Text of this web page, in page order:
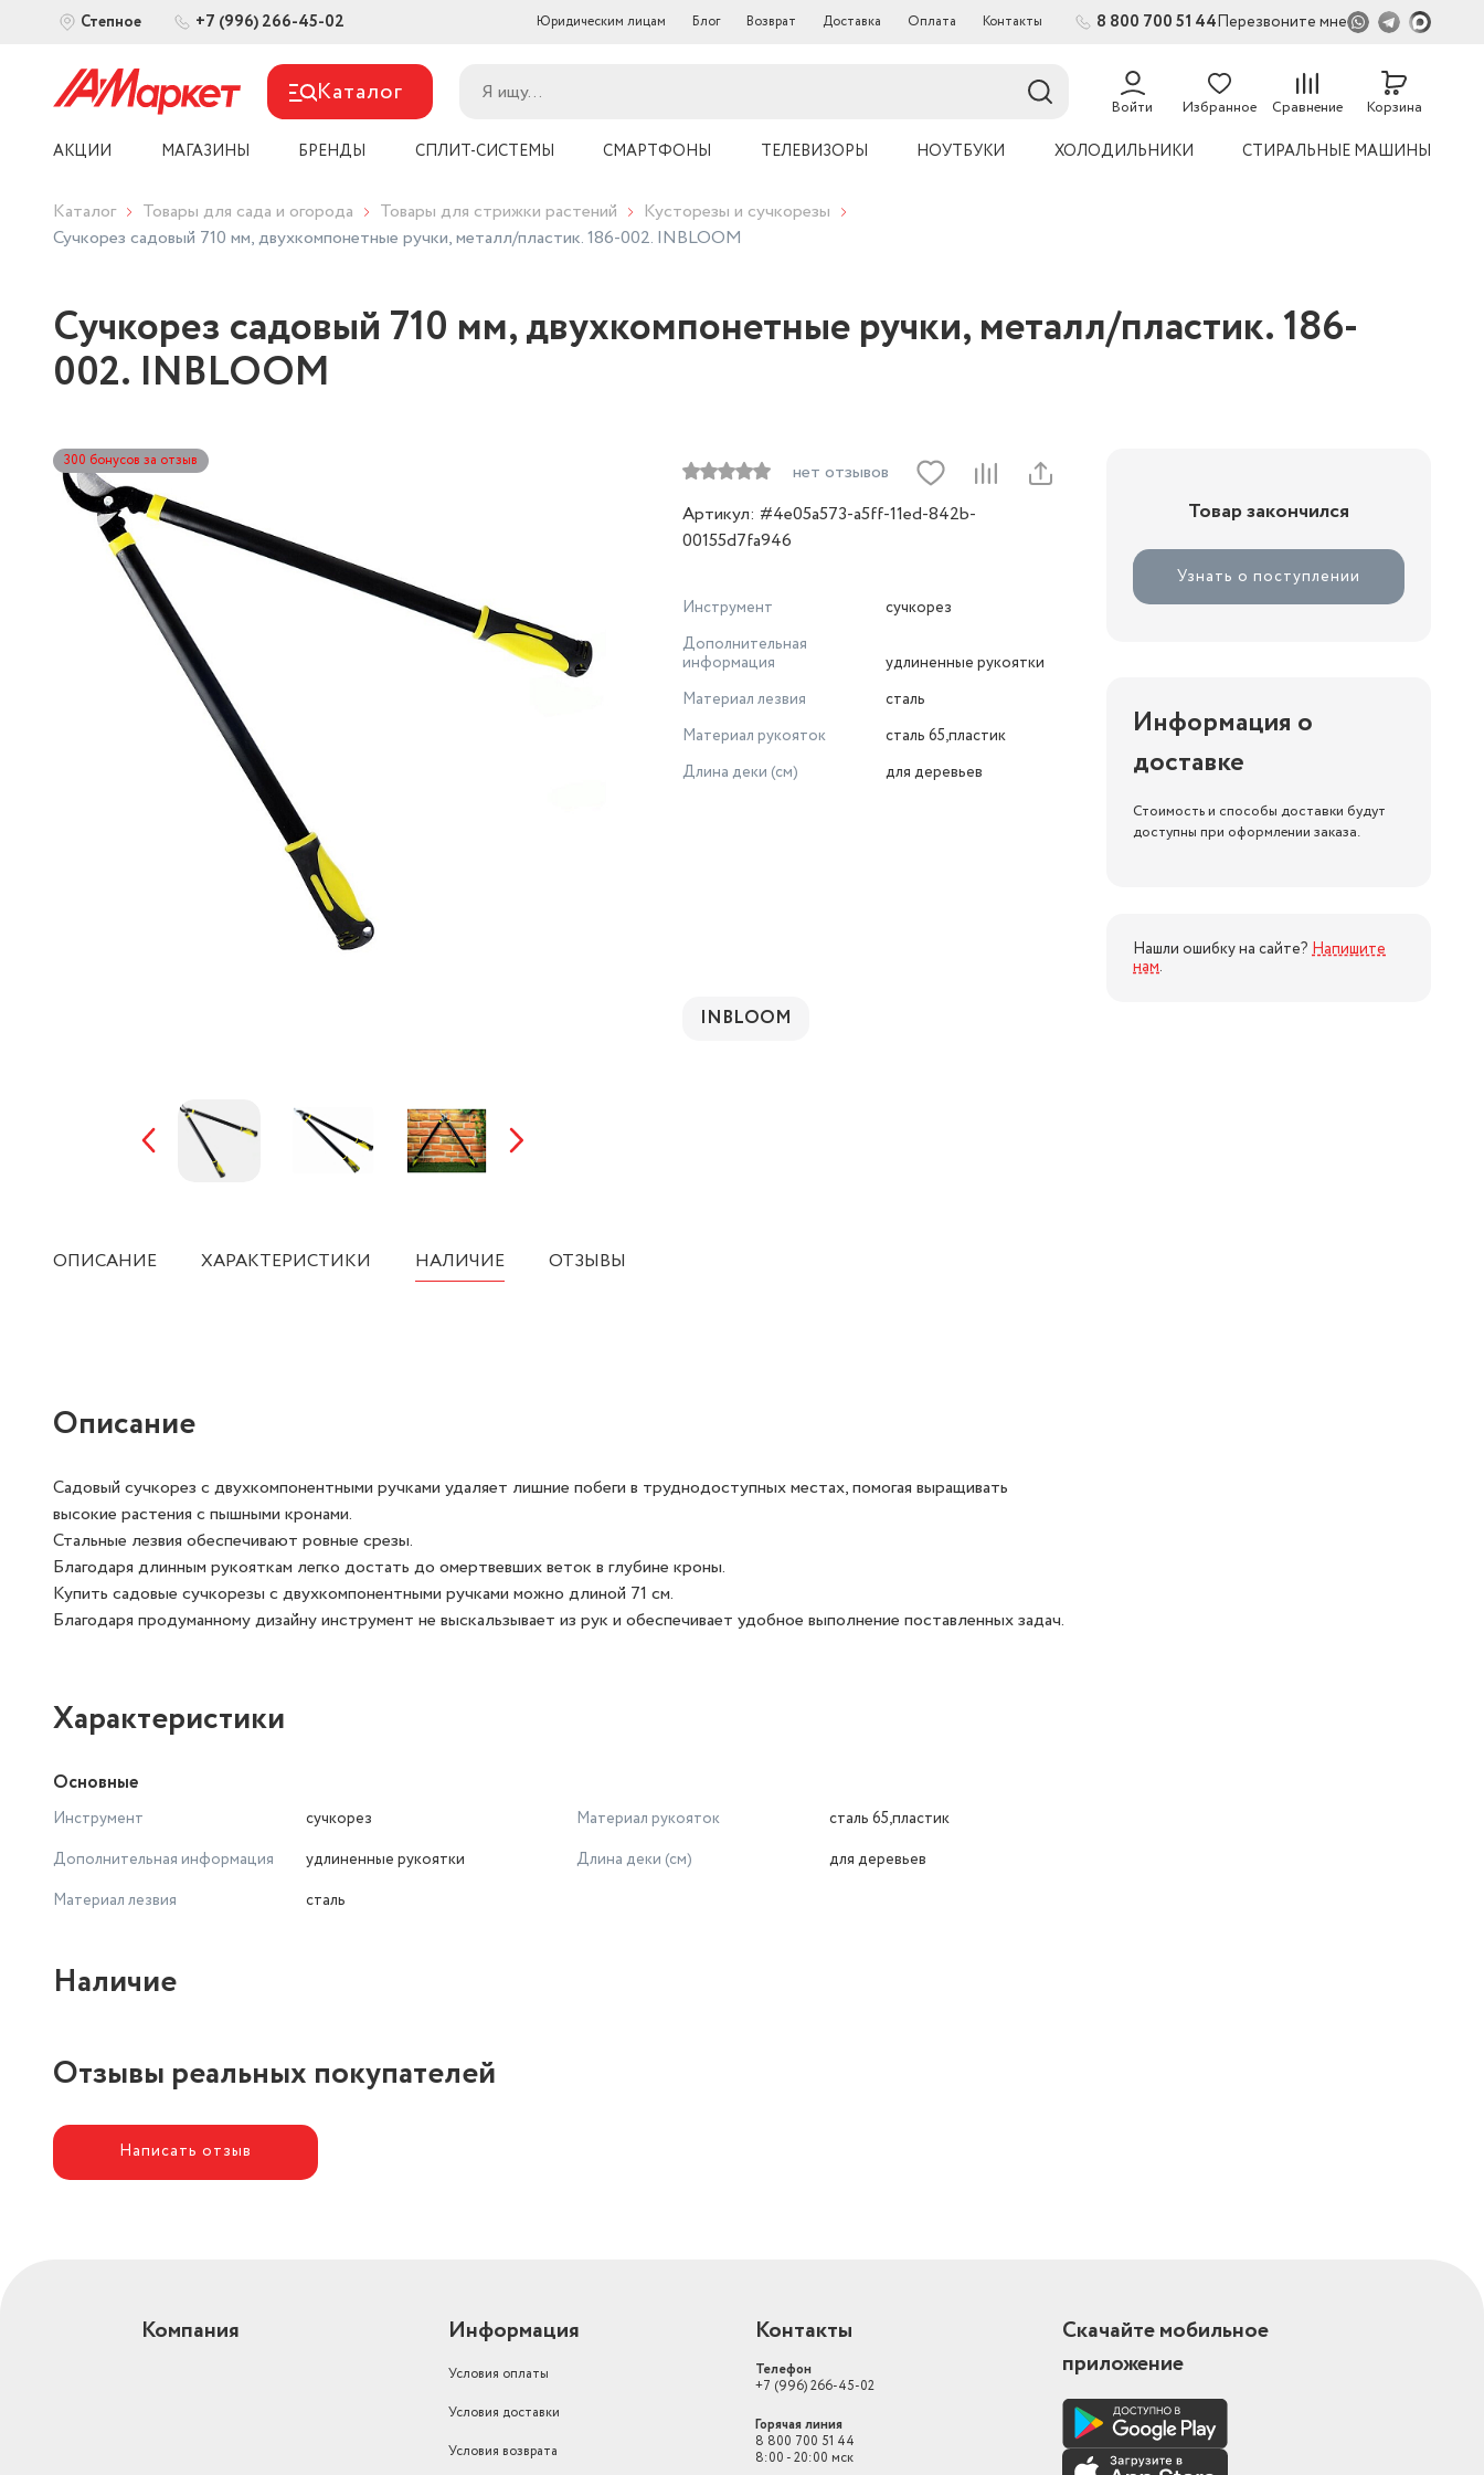
Степное +7 (996) 266-45-02 Юридическим лицам Блог Возврат Доставка Оплата Контакты 8 800 700 51 44Перезвоните мне
Каталог Войти Избранное Сравнение
54
Корзина
АКЦИИ МАГАЗИНЫ БРЕНДЫ СПЛИТ-СИСТЕМЫ СМАРТФОНЫ ТЕЛЕВИЗОРЫ НОУТБУКИ ХОЛОДИЛЬНИКИ СТИРАЛЬНЫЕ МАШИНЫ
Каталог Товары для сада и огорода Товары для стрижки растений
Кусторезы и сучкорезы
Сучкорез садовый 710 мм, двухкомпонетные ручки, металл/пластик. 186-002. INBLOOM
Сучкорез садовый 710 мм, двухкомпонетные ручки, металл/пластик. 186-
002. INBLOOM
300 бонусов за отзыв
нет отзывов
Артикул: #4e05a573-a5ff-11ed-842b-
00155d7fa946
Инструмент
сучкорез
Дополнительная
информация
удлиненные рукоятки
Материал лезвия
сталь
Материал рукояток
сталь 65,пластик
Длина деки (см)
для деревьев
INBLOOM
Товар закончился
Узнать о поступлении
Информация о
доставке
Стоимость и способы доставки будут
доступны при оформлении заказа.
Нашли ошибку на сайте? Напишите
нам.
ОПИСАНИЕ ХАРАКТЕРИСТИКИ НАЛИЧИЕ ОТЗЫВЫ
Описание
Садовый сучкорез с двухкомпонентными ручками удаляет лишние побеги в труднодоступных местах, помогая выращивать
высокие растения с пышными кронами.
Стальные лезвия обеспечивают ровные срезы.
Благодаря длинным рукояткам легко достать до омертвевших веток в глубине кроны.
Купить садовые сучкорезы с двухкомпонентными ручками можно длиной 71 см.
Благодаря продуманному дизайну инструмент не выскальзывает из рук и обеспечивает удобное выполнение поставленных задач.
Характеристики
Основные
Инструмент
сучкорез
Дополнительная информация
удлиненные рукоятки
Материал лезвия
сталь
Материал рукояток
сталь 65,пластик
Длина деки (см)
для деревьев
Наличие
Отзывы реальных покупателей
Написать отзыв
Компания Информация
Условия оплаты
Условия доставки
Условия возврата
Контакты
Телефон
+7 (996) 266-45-02
Горячая линия
8 800 700 51 44
8:00 - 20:00 мск
Скачайте мобильное
приложение